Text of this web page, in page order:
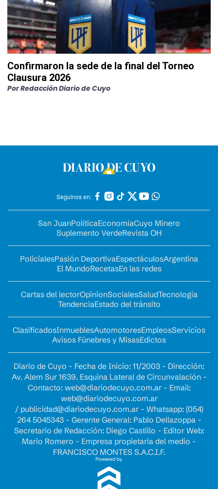
Confirmaron la sede de la final del Torneo
Clausura 2026
PorRedacción Diario de Cuyo
Seguinos en:
San JuanPolíticaEconomíaCuyo Minero
Suplemento VerdeRevista OH
PolicialesPasión DeportivaEspectáculosArgentina
El MundoRecetasEn las redes
Cartas del lectorOpinionSocialesSaludTecnología
TendenciaEstado del tránsito
ClasificadosInmueblesAutomotoresEmpleosServicios
Avisos Fúnebres y MisasEdictos
Diario de Cuyo - Fecha de Inicio: 11/2003 - Dirección:
Av. Alem Sur 1639. Esquina Lateral de Circunvalación -
Contacto: web@diariodecuyo.com.ar- Email:
web@diariodecuyo.com.ar
/ publicidad@diariodecuyo.com.ar- Whatsapp: (054)
264 5045343 - Gerente General: Pablo Dellazoppa -
Secretario de Redacción: Diego Castillo - Editor Web:
Mario Romero - Empresa propietaria del medio -
FRANCISCO MONTES S.A.C.I.F.